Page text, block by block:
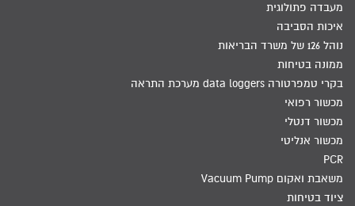
מעבדה פתולוגית
איכות הסביבה
נוהל 126 של משרד הבריאות
ממונה בטיחות
בקרי טמפרטורה data loggers מערכת התראה
מכשור רפואי
מכשור דנטלי
מכשור אנליטי
PCR
משאבת ואקום Vacuum Pump
ציוד בטיחות